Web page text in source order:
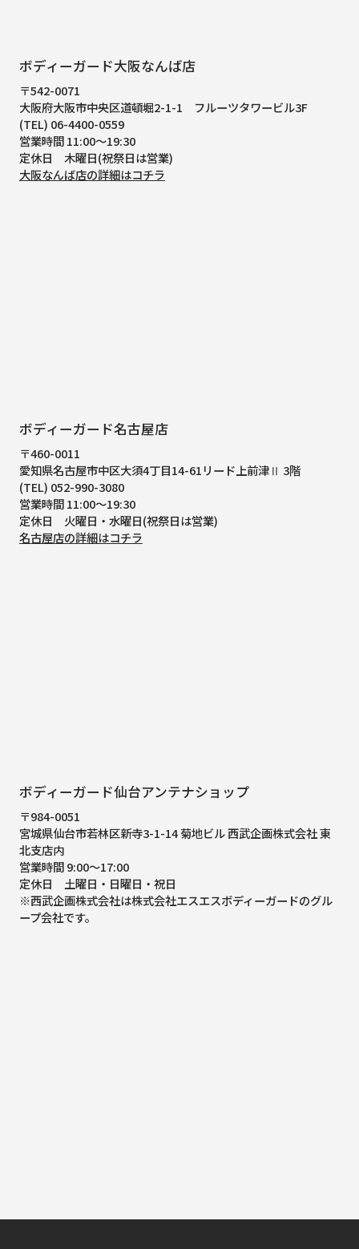
ボディーガード大阪なんば店
〒542-0071
大阪府大阪市中央区道頓堀2-1-1
フルーツタワービル3F
(TEL) 06-4400-0559
営業時間 11:00～19:30
定休日 木曜日(祝祭日は営業)
大阪なんば店の詳細はコチラ
ボディーガード名古屋店
〒460-0011
愛知県名古屋市中区大須4丁目14-61リード上前津Ⅱ 3階
(TEL) 052-990-3080
営業時間 11:00～19:30
定休日 火曜日・水曜日(祝祭日は営業)
名古屋店の詳細はコチラ
ボディーガード仙台アンテナショップ
〒984-0051
宮城県仙台市若林区新寺3-1-14 菊地ビル 西武企画株式会社 東
北支店内
営業時間 9:00～17:00
定休日 土曜日・日曜日・祝日
※西武企画株式会社は株式会社エスエスボディーガードのグル
ープ会社です。